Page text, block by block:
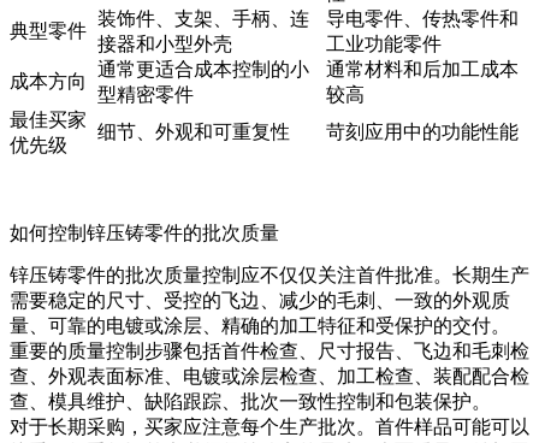
典型零件
装饰件、支架、手柄、连
接器和小型外壳
导电零件、传热零件和
工业功能零件
成本方向
通常更适合成本控制的小
型精密零件
通常材料和后加工成本
较高
最佳买家
优先级
细节、外观和可重复性 苛刻应用中的功能性能
如何控制锌压铸零件的批次质量
锌压铸零件的批次质量控制应不仅仅关注首件批准。长期生产
需要稳定的尺寸、受控的飞边、减少的毛刺、一致的外观质
量、可靠的电镀或涂层、精确的加工特征和受保护的交付。
重要的质量控制步骤包括首件检查、尺寸报告、飞边和毛刺检
查、外观表面标准、电镀或涂层检查、加工检查、装配配合检
查、模具维护、缺陷跟踪、批次一致性控制和包装保护。
对于长期采购，买家应注意每个生产批次。首件样品可能可以